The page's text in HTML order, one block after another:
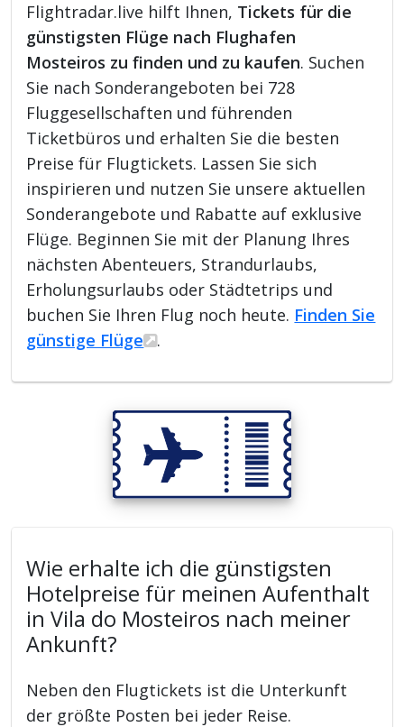
Flightradar.live hilft Ihnen, Tickets für die
günstigsten Flüge nach Flughafen
Mosteiros zu finden und zu kaufen. Suchen
Sie nach Sonderangeboten bei 728
Fluggesellschaften und führenden
Ticketbüros und erhalten Sie die besten
Preise für Flugtickets. Lassen Sie sich
inspirieren und nutzen Sie unsere aktuellen
Sonderangebote und Rabatte auf exklusive
Flüge. Beginnen Sie mit der Planung Ihres
nächsten Abenteuers, Strandurlaubs,
Erholungsurlaubs oder Städtetrips und
buchen Sie Ihren Flug noch heute. Finden Sie
günstige Flüge
.
Wie erhalte ich die günstigsten
Hotelpreise für meinen Aufenthalt
in Vila do Mosteiros nach meiner
Ankunft?
Neben den Flugtickets ist die Unterkunft
der größte Posten bei jeder Reise.